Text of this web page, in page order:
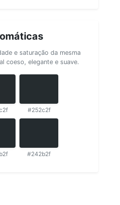
e saturação da mesma
coeso, elegante e suave.
#252c2f
#242b2f